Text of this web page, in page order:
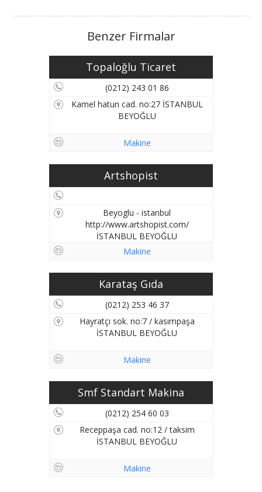
Benzer Firmalar
Topaloğlu Ticaret
(0212) 243 01 86
Kamel hatun cad. no:27 İSTANBUL
BEYOĞLU
Makine
Artshopist
Beyoglu - istanbul
http://www.artshopist.com/
İSTANBUL BEYOĞLU
Makine
Karataş Gıda
(0212) 253 46 37
Hayratçı sok. no:7 / kasımpaşa
İSTANBUL BEYOĞLU
Makine
Smf Standart Makina
(0212) 254 60 03
Receppaşa cad. no:12 / taksim
İSTANBUL BEYOĞLU
Makine